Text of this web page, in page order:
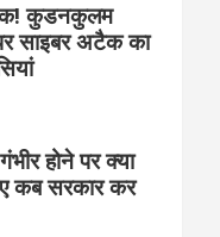
कुडनकुलम
साइबर अटैक का
होने पर क्या
कब सरकार कर